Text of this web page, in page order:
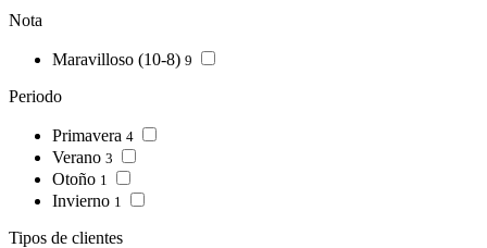
Nota
Maravilloso (10-8) 9
Periodo
Primavera 4
Verano 3
Otoño 1
Invierno 1
Tipos de clientes